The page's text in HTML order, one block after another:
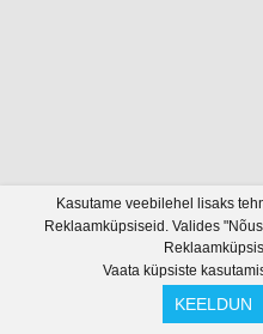
Kasutame veebilehel lisaks
Reklaamküpsiseid. Valides
Vaata küpsiste
KEELDUN